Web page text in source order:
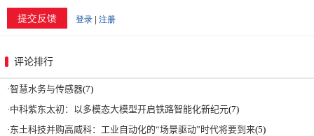
评论排行
·智慧水务与传感器(7)
·中科紫东太初：以多模态大模型开启铁路智能化新纪元(7)
·东土科技并购高威科：工业自动化的“场景驱动”时代将要到来(5)